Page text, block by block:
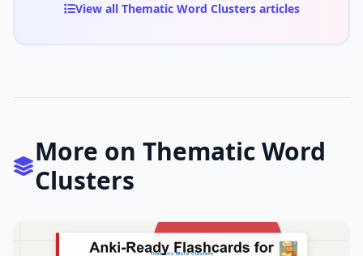
View all Thematic Word Clusters articles
More on Thematic Word
Clusters